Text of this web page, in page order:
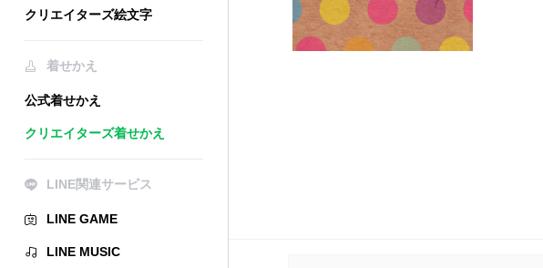
クリエイターズ絵文字
着せかえ
公式着せかえ
クリエイターズ着せかえ
LINE関連サービス
LINE GAME
LINE MUSIC